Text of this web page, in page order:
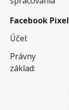
Facebook Pixel
Účel:
Právny
základ: